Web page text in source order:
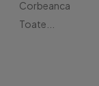
Corbeanca
Toate...